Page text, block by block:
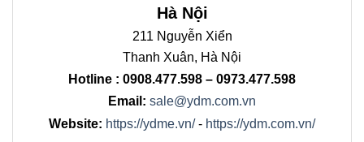
Hà Nội
211 Nguyễn Xiển
Thanh Xuân, Hà Nội
Hotline : 0908.477.598 – 0973.477.598
Email: sale@ydm.com.vn
Website: https://ydme.vn/- https://ydm.com.vn/